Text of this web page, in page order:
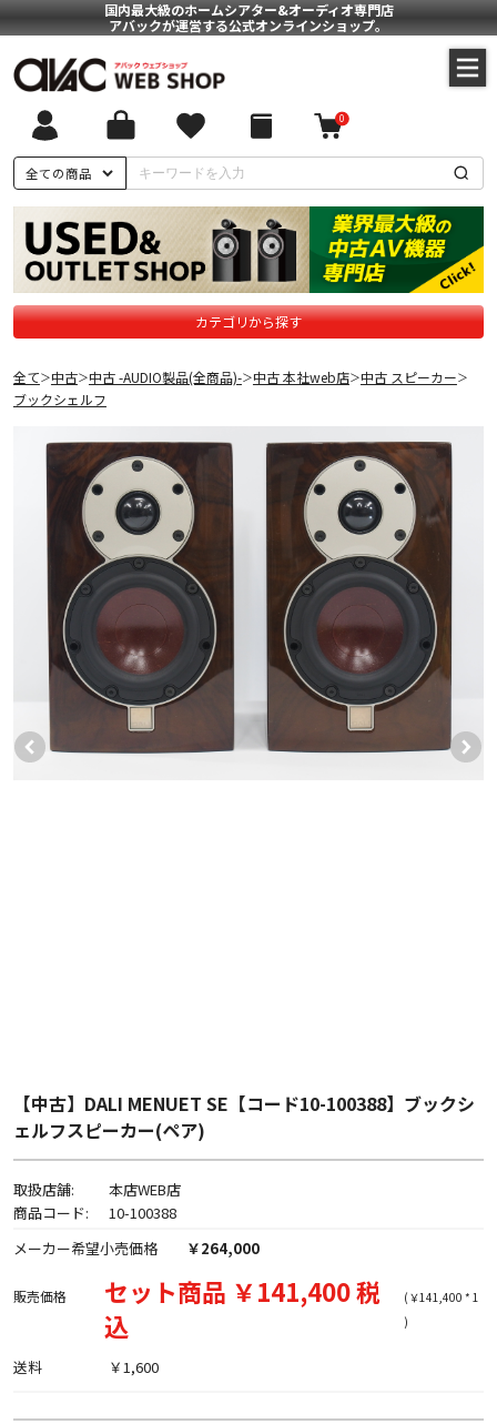
国内最大級のホームシアター&オーディオ専門店
アバックが運営する公式オンラインショップ。
全ての商品
0
カテゴリから探す
全て＞中古＞中古 -AUDIO製品(全商品)-＞中古 本社web店＞中古 スピーカー＞
ブックシェルフ
【中古】DALI MENUET SE【コード10-100388】ブックシ
ェルフスピーカー(ペア)
取扱店舗:
本店WEB店
商品コード:
10-100388
メーカー希望小売価格
￥264,000
販売価格
セット商品 ￥141,400 税
込
(￥141,400 * 1
)
送料 ￥1,600